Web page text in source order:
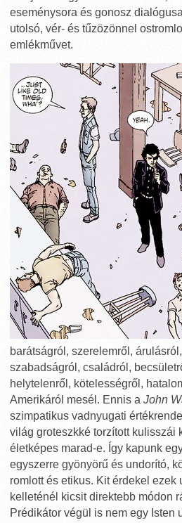
eseménysora és gonosz
utolsó, vér- és tűzözönnel
emlékművet.
barátságról, szerelemről,
szabadságról, családról,
helytelenről, kötelességről,
Amerikáról mesél. Ennis a John
szimpatikus vadnyugati
világ groteszkké torzított kulisszái
életképes marad-e. Így kapunk
egyszerre gyönyörű és undorító,
romlott és etikus. Kit érdekel ezek
kelleténél kicsit direktebb módon
Prédikátor végül is nem egy Isten